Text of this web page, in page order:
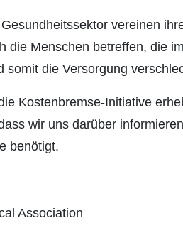
vereinen
die Menschen betreffen, die
somit die Versorgung
Kostenbremse-Initiative
wir uns darüber
benötigt.
Association